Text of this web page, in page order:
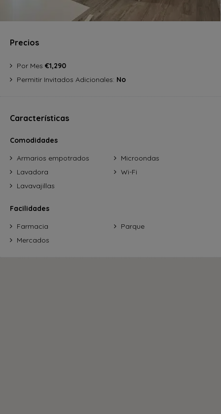
Precios
Por Mes €1,290
Permitir Invitados Adicionales: No
Características
Comodidades
Armarios empotrados
Lavadora
Lavavajillas
Microondas
Wi-Fi
Facilidades
Farmacia
Mercados
Parque